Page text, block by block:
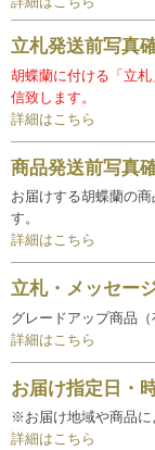
立札発送前写真
胡蝶蘭に付ける「立
信致します。
詳細はこちら
商品発送前写真
お届けする胡蝶蘭の
す。
詳細はこちら
立札・メッセー
グレードアップ商品（
詳細はこちら
お届け指定日・
※お届け地域や商品に
詳細はこちら